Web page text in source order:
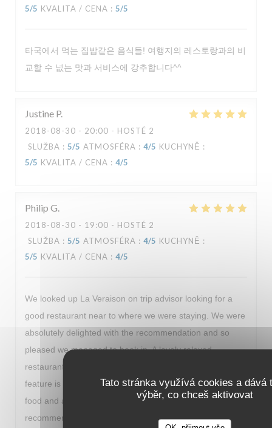
Tato stránka využívá cookies a dává
výběr, co chceš aktivovat
5/5 KVALITA / CENA : 5/5
타국에서 먹는 집밥같은 음식들! 여행지의 레스토랑과의 비
교할 수 넚는 맛과 서비스에 강추합니다^^
Justine P
2018-08-30 - 20:00 - HOSTÉ 2
SLUŽBA : 5/5 ATMOSFÉRA : 4/5 KUCHYNĚ :
5/5 KVALITA / CENA : 4/5
Philip G
2018-08-30 - 19:00 - HOSTÉ 2
SLUŽBA : 5/5 ATMOSFÉRA : 4/5 KUCHYNĚ :
5/5 KVALITA / CENA : 4/5
We looked up La Veraison on trip advisor looking for a
good restaurant near to where we were staying. We were
absolutely delighted with the recommendation and so
pleased we managed to book in. A lovely relaxed
restaurant, with a warm welcome but for us the stand out
feature is the delicate flavour combinations. Fantastic
food and a great way to start our visit to Paris. I fully
recommend even if you need to travel out of your way to